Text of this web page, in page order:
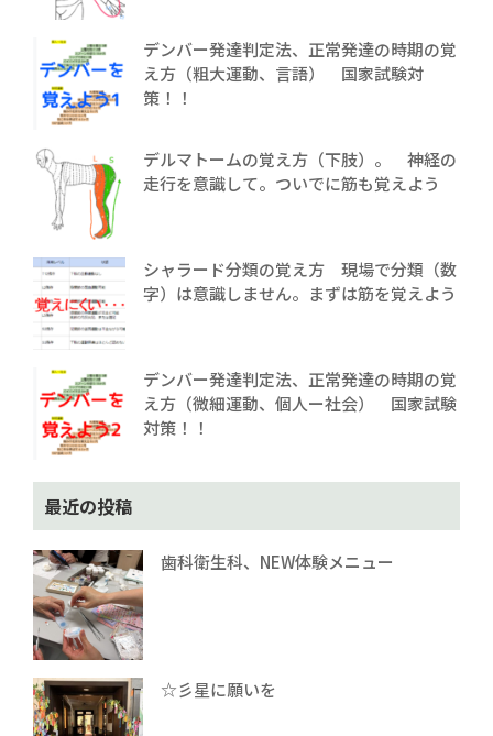
デンバー発達判定法、正常発達の時期の覚
え方（粗大運動、言語） 国家試験対
策！！
デルマトームの覚え方（下肢）。 神経の
走行を意識して。ついでに筋も覚えよう
シャラード分類の覚え方 現場で分類（数
字）は意識しません。まずは筋を覚えよう
デンバー発達判定法、正常発達の時期の覚
え方（微細運動、個人ー社会） 国家試験
対策！！
最近の投稿
歯科衛生科、NEW体験メニュー
☆彡星に願いを